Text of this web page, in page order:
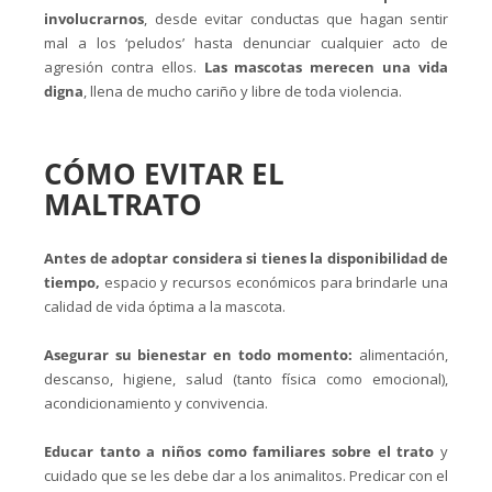
involucrarnos, desde evitar conductas que hagan sentir
mal a los ‘peludos’ hasta denunciar cualquier acto de
agresión contra ellos. Las mascotas merecen una vida
digna, llena de mucho cariño y libre de toda violencia.
CÓMO EVITAR EL
MALTRATO
Antes de adoptar considera si tienes la disponibilidad de
tiempo, espacio y recursos económicos para brindarle una
calidad de vida óptima a la mascota.
Asegurar su bienestar en todo momento: alimentación,
descanso, higiene, salud (tanto física como emocional),
acondicionamiento y convivencia.
Educar tanto a niños como familiares sobre el trato y
cuidado que se les debe dar a los animalitos. Predicar con el